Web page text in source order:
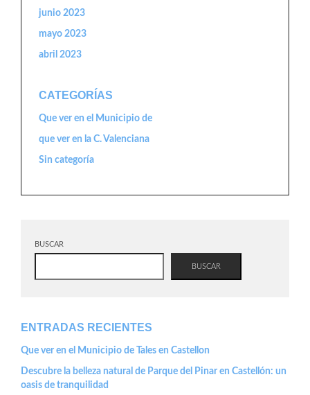
junio 2023
mayo 2023
abril 2023
CATEGORÍAS
Que ver en el Municipio de
que ver en la C. Valenciana
Sin categoría
BUSCAR
BUSCAR
ENTRADAS RECIENTES
Que ver en el Municipio de Tales en Castellon
Descubre la belleza natural de Parque del Pinar en Castellón: un
oasis de tranquilidad